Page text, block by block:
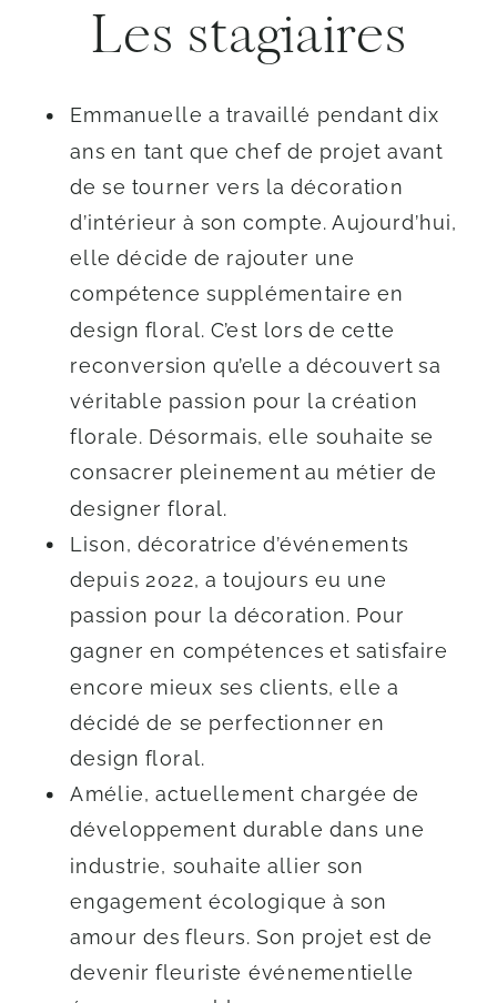
Les stagiaires
Emmanuelle a travaillé pendant dix
ans en tant que chef de projet avant
de se tourner vers la décoration
d’intérieur à son compte. Aujourd’hui,
elle décide de rajouter une
compétence supplémentaire en
design floral. C’est lors de cette
reconversion qu’elle a découvert sa
véritable passion pour la création
florale. Désormais, elle souhaite se
consacrer pleinement au métier de
designer floral.
Lison, décoratrice d’événements
depuis 2022, a toujours eu une
passion pour la décoration. Pour
gagner en compétences et satisfaire
encore mieux ses clients, elle a
décidé de se perfectionner en
design floral.
Amélie, actuellement chargée de
développement durable dans une
industrie, souhaite allier son
engagement écologique à son
amour des fleurs. Son projet est de
devenir fleuriste événementielle